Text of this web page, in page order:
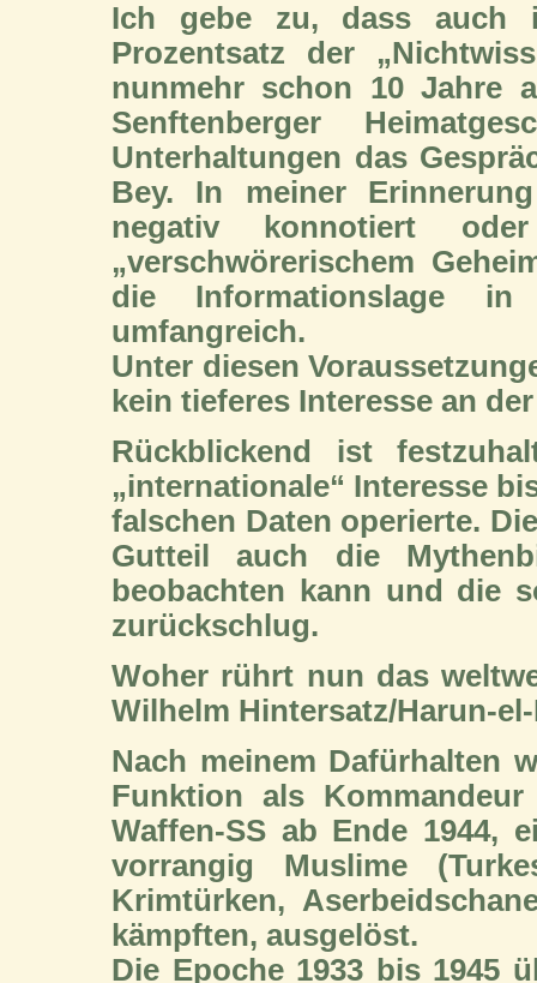
Ich gebe zu, dass auch
Prozentsatz der
nunmehr schon 10 Jahre
Senftenberger
Unterhaltungen das
Bey. In meiner
negativ konnotiert
„verschwörerischem
die Informationslage
umfangreich.
Unter diesen
kein tieferes Interesse an
Rückblickend ist
„internationale“ Interesse
falschen Daten operierte.
Gutteil auch die
beobachten kann und die
zurückschlug.
Woher rührt nun das
Wilhelm Hintersatz/Harun-
Nach meinem Dafürhalten
Funktion als
Waffen-SS ab Ende 1944,
vorrangig Muslime
Krimtürken,
kämpften, ausgelöst.
Die Epoche 1933 bis 1945